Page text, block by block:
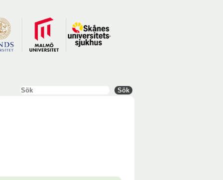
Sök Sök